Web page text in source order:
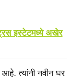
इस्टेटमध्ये अखेर
आहे. त्यांनी नवीन घर